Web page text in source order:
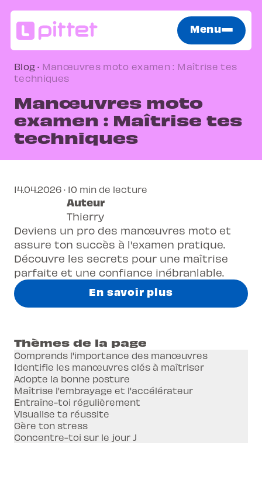
Menu
Blog · Manœuvres moto examen : Maîtrise tes
techniques
Manœuvres moto
examen : Maîtrise tes
techniques
Deviens un pro des manœuvres moto et
assure ton succès à l'examen pratique.
Découvre les secrets pour une maîtrise
parfaite et une confiance inébranlable.
En savoir plus
14.04.2026 · 10 min de lecture
Auteur
Thierry
Thèmes de la page
Comprends l'importance des manœuvres
Identifie les manœuvres clés à maîtriser
Adopte la bonne posture
Maîtrise l'embrayage et l'accélérateur
Entraîne-toi régulièrement
Visualise ta réussite
Gère ton stress
Concentre-toi sur le jour J